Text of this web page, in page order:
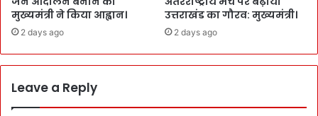
मुख्यमंत्री ने किया आह्वान।
2 days ago
उत्तराखंड का गौरव: मुख्यमंत्री।
2 days ago
Leave a Reply